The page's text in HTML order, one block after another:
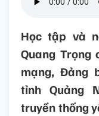
Học tập và
Quang
mạng, Đảng
tỉnh Quảng
truyền thống